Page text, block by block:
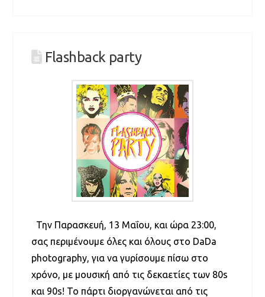
Flashback party
Την Παρασκευή, 13 Μαΐου, και ώρα 23:00,
σας περιμένουμε όλες και όλους στο DaDa
photography, για να γυρίσουμε πίσω στο
χρόνο, με μουσική από τις δεκαετίες των 80s
και 90s! Το πάρτι διοργανώνεται από τις